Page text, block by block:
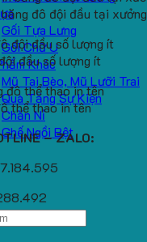
Gối Tựa Lưng
Gối Chữ U
Khác
Mũ Tai Bèo, Mũ Lưỡi Trai
Quà Tặng Sự Kiện
Chăn Nỉ
Ghế Ngồi Bệt
đô đội đầu tại xưởng
đầu số lượng ít
thể thao in tên
– ZALO: